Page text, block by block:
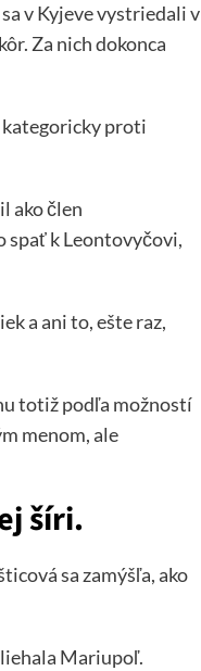
v Kyjeve vystriedali v
Za nich dokonca
kategoricky proti
ako člen
spať k Leontovyčovi,
a ani to, ešte raz,
totiž podľa možností
menom, ale
šíri.
sa zamýšľa, ako
Mariupoľ.